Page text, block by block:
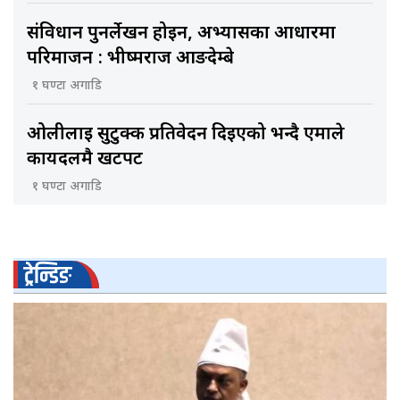
संविधान पुनर्लेखन होइन, अभ्यासका आधारमा
परिमार्जन : भीष्मराज आङदेम्बे
१ घण्टा अगाडि
ओलीलाई सुटुक्क प्रतिवेदन दिइएको भन्दै एमाले
कार्यदलमै खटपट
१ घण्टा अगाडि
ट्रेन्डिङ